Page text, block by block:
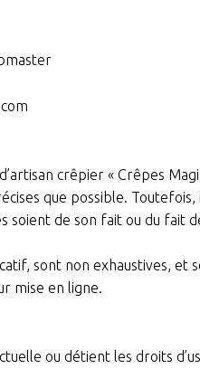
crêpier « Crêpes
que possible.
soient de son fait ou du fait
sont non exhaustives, et
mise en ligne.
ou détient les droits